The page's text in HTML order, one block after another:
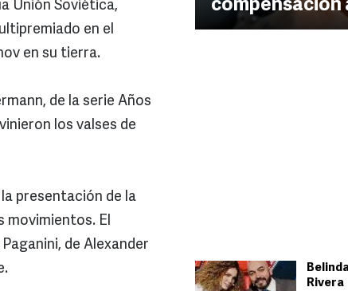
compensación
Rivera
Unión Soviética,
en el
en su tierra.
de la serie Años
los valses de
presentación de la
movimientos. El
de Alexander